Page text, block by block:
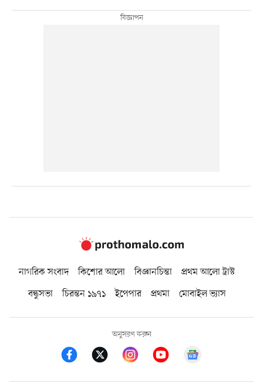
নাগরিক সংবাদ কিশোর আলো বিজ্ঞানচিন্তা
প্রথম আলো ট্রাস্ট
বন্ধুসভা
চিরন্তন ১৯৭১ ইপেপার প্রথমা মোবাইল ভ্যাস
অনুসরণ করুন